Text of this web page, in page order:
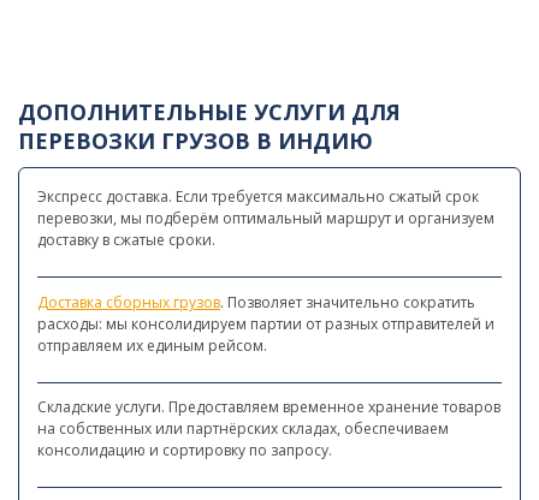
ДОПОЛНИТЕЛЬНЫЕ УСЛУГИ ДЛЯ
ПЕРЕВОЗКИ ГРУЗОВ В ИНДИЮ
Экспресс доставка. Если требуется максимально сжатый срок
перевозки, мы подберём оптимальный маршрут и организуем
доставку в сжатые сроки.
Доставка сборных грузов. Позволяет значительно сократить
расходы: мы консолидируем партии от разных отправителей и
отправляем их единым рейсом.
Складские услуги. Предоставляем временное хранение товаров
на собственных или партнёрских складах, обеспечиваем
консолидацию и сортировку по запросу.